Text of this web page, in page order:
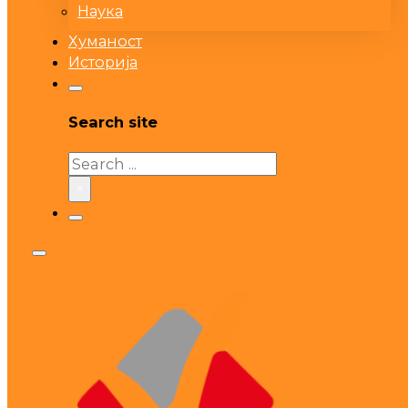
Наука
Хуманост
Историја
Search site
Search